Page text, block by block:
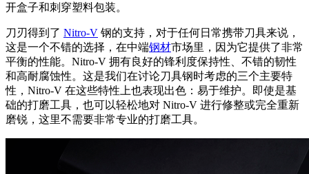
开盒子和刺穿塑料包装。
刀刃得到了 Nitro-V 钢的支持，对于任何日常携带刀具来说，
这是一个不错的选择，在中端钢材市场里，因为它提供了非常
平衡的性能。Nitro-V 拥有良好的锋利度保持性、不错的韧性
和高耐腐蚀性。这是我们在讨论刀具钢时考虑的三个主要特
性，Nitro-V 在这些特性上也表现出色：易于维护。即使是基
础的打磨工具，也可以轻松地对 Nitro-V 进行修整或完全重新
磨锐，这里不需要非常专业的打磨工具。